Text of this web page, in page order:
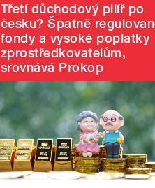
Třetí důchodový pilíř po
česku? Špatně
fondy a vysoké poplatky
zprostředkovatelům,
srovnává Prokop